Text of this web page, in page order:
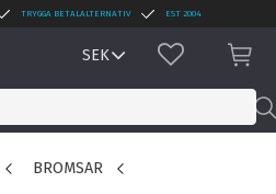
TRYGGA BETALALTERNATIV EST 2004
FAVORITES
BROMSAR